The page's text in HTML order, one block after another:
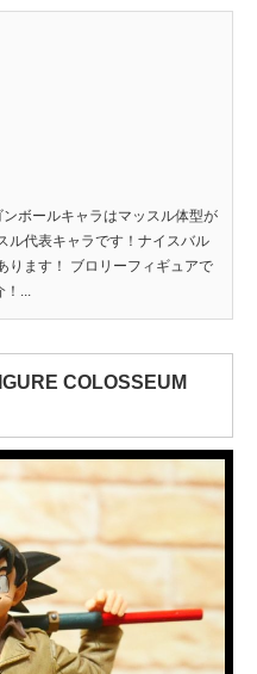
ボールキャラはマッスル体型が
ル代表キャラです！ナイスバル
ります！ ブロリーフィギュアで
...
COLOSSEUM